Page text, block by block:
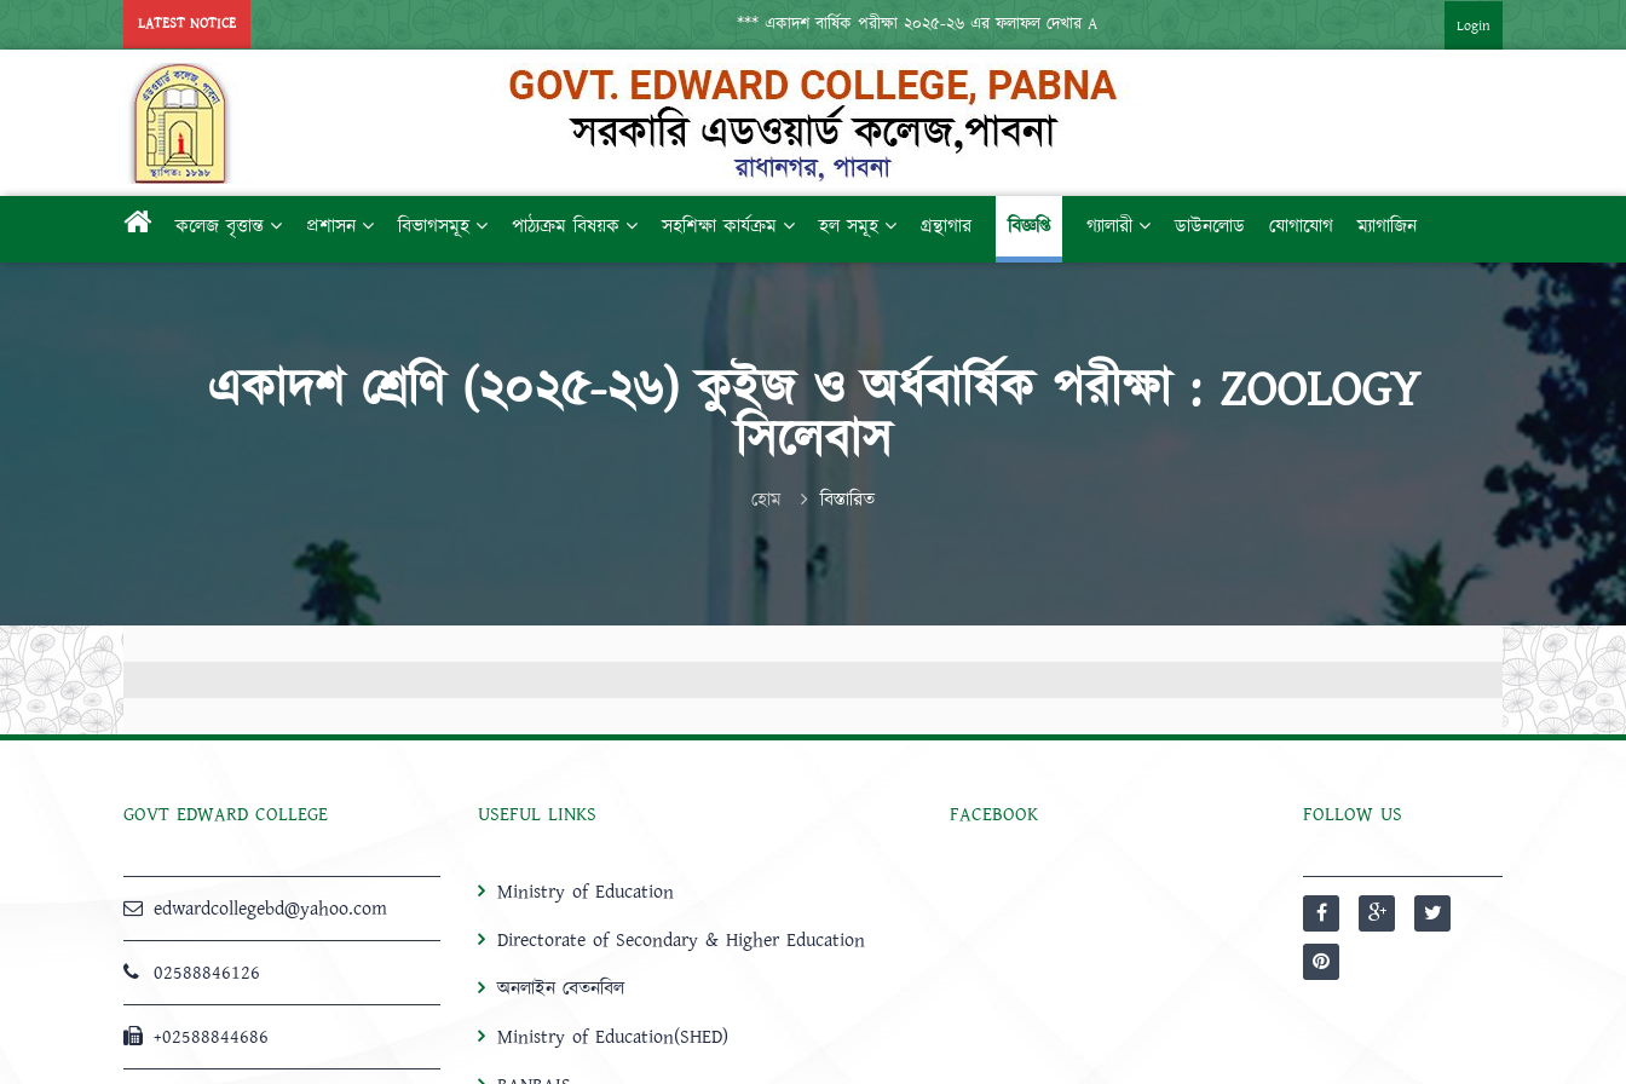
LATEST NOTICE *** একাদশ বার্ষিক পরীক্ষা ২০২৫-২৬ এর ফলাফল দেখার APP : HTTPS://SHORTURL.AT/ZTVZQ (বিষয়ভিত্তিক মেধাক্রম সহ)   [LINK কপি
Login
কলেজ বৃত্তান্ত প্রশাসন বিভাগসমূহ পাঠ্যক্রম বিষয়ক সহশিক্ষা কার্যক্রম হল সমূহ গ্রন্থাগার বিজ্ঞপ্তি গ্যালারী ডাউনলোড যোগাযোগ ম্যাগাজিন
একাদশ শ্রেণি (২০২৫-২৬) কুইজ ও অর্ধবার্ষিক পরীক্ষা : ZOOLOGY
সিলেবাস
হোম বিস্তারিত
GOVT EDWARD COLLEGE
edwardcollegebd@yahoo.com
02588846126
+02588844686
USEFUL LINKS
Ministry of Education
Directorate of Secondary & Higher Education
অনলাইন বেতনবিল
Ministry of Education(SHED)
FACEBOOK FOLLOW US